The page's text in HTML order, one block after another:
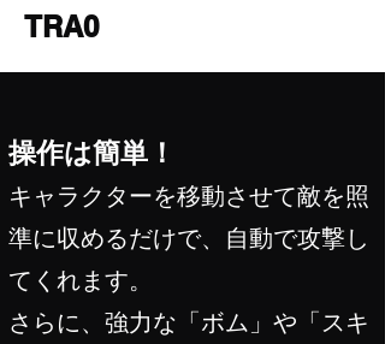
TRA0
操作は簡単！
キャラクターを移動させて敵を照
準に収めるだけで、自動で攻撃し
てくれます。
さらに、強力な「ボム」や「スキ